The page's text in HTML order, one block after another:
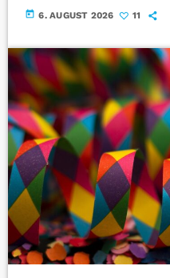
today 6. AUGUST 2026 11